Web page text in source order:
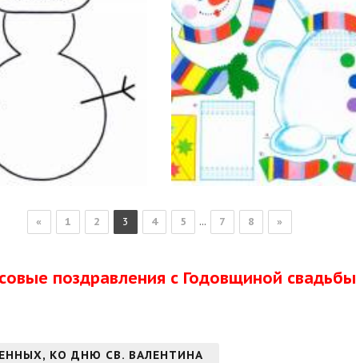
« 1 2 3 4 5 ... 7 8 »
поздравления с Годовщиной свадьбы
КО ДНЮ СВ. ВАЛЕНТИНА